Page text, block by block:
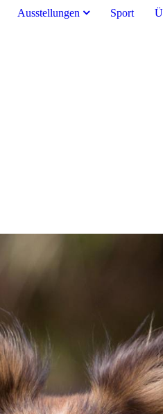
Ausstellungen Sport